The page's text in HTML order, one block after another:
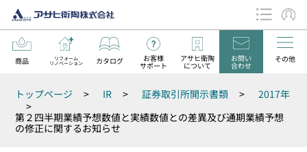
商品 リフォーム
リノベーション カタログ お客様
サポート
アサヒ衛陶
について
お問い
合わせ
その他
データダウンロード
お知らせ
トップページ > IR > 証券取引所開示書類 >
2017年
>
第２四半期業績予想数値と実績数値との差異及び通期業績予想
の修正に関するお知らせ